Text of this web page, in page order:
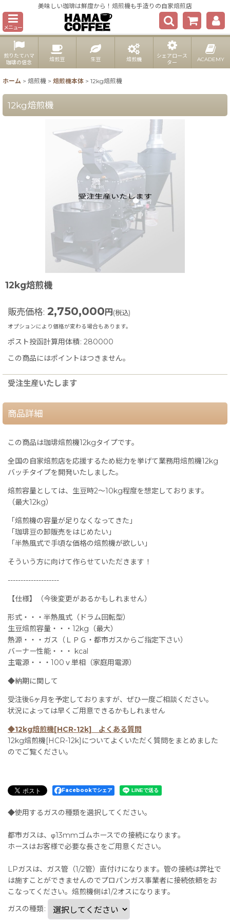
美味しい珈琲は鮮度から！焙煎機も手造りの自家焙煎店
メニュー
煎りたてハマ
珈琲の信念
焙煎豆 生豆 焙煎機
シェアロース
ター
ACADEMY
ホーム > 焙煎機 > 焙煎機本体 > 12kg焙煎機
12kg焙煎機
12kg焙煎機
販売価格: 2,750,000 円 (税込)
オプションにより価格が変わる場合もあります。
ポスト投函計算用体積: 280000
この商品にはポイントはつきません。
受注生産いたします
商品詳細
この商品は珈琲焙煎機12kgタイプです。
全国の自家焙煎店を応援するため総力を挙げて業務用焙煎機12kg
バッチタイプを開発いたしました。
焙煎容量としては、生豆時2〜10kg程度を想定しております。
（最大12kg）
「焙煎機の容量が足りなくなってきた」
「珈琲豆の卸販売をはじめたい」
「半熱風式で手頃な価格の焙煎機が欲しい」
そういう方に向けて作らせていただきます！
--------------------
【仕様】（今後変更があるかもしれません）
形式・・・半熱風式（ドラム回転型）
生豆焙煎容量・・・12kg（最大）
熱源・・・ガス（ＬＰＧ・都市ガスからご指定下さい）
バーナー性能・・・ kcal
主電源・・・100ｖ単相（家庭用電源）
◆納期に関して
受注後6ヶ月を予定しておりますが、ぜひ一度ご相談ください。
状況によっては早くご用意できるかもしれません
◆12kg焙煎機[HCR-12k] よくある質問
12kg焙煎機[HCR-12k]についてよくいただく質問をまとめました
のでご覧ください。
Facebookでシェア
◆使用するガスの種類を選択してください。
都市ガスは、φ13mmゴムホースでの接続になります。
ホースはお客様で必要な長さをご用意ください。
LPガスは、ガス管（1/2管）直付けになります。管の接続は弊社で
は施すことができませんのでプロパンガス事業者に接続依頼をお
こなってください。焙煎機側は1/2オスになります。
ガスの種類: